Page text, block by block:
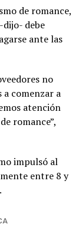
de romance,
debe
ante las
no
a comenzar a
atención
romance”,
impulsó al
entre 8 y